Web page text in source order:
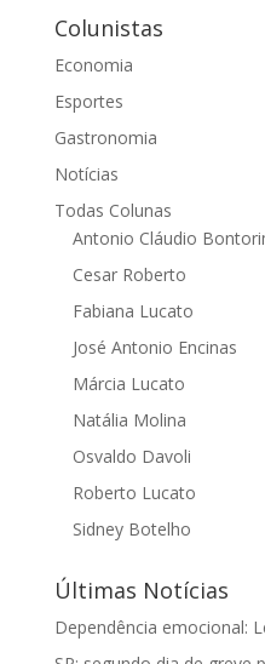
Colunistas
Economia
Esportes
Gastronomia
Notícias
Todas Colunas
Antonio Cláudio
Cesar Roberto
Fabiana Lucato
José Antonio Encinas
Márcia Lucato
Natália Molina
Osvaldo Davoli
Roberto Lucato
Sidney Botelho
Últimas Notícias
Dependência emocional: